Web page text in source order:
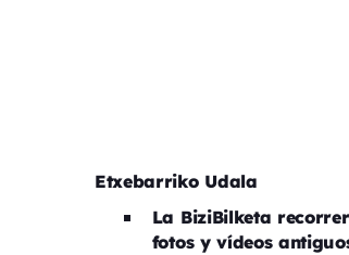
Etxebarriko Udala
La BiziBilketa
fotos y vídeos